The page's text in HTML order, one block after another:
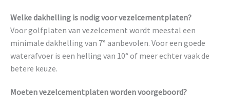
Welke dakhelling is nodig voor vezelcementplaten?
Voor golfplaten van vezelcement wordt meestal een
minimale dakhelling van 7° aanbevolen. Voor een goede
waterafvoer is een helling van 10° of meer echter vaak de
betere keuze.
Moeten vezelcementplaten worden voorgeboord?